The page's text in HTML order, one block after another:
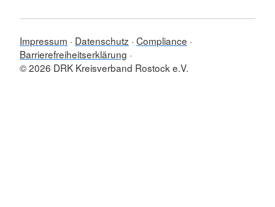
Impressum Datenschutz Compliance
Barrierefreiheitserklärung
© 2026 DRK Kreisverband Rostock e.V.